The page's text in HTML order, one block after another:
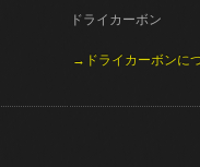
ドライカーボン
→ドライカーボンに